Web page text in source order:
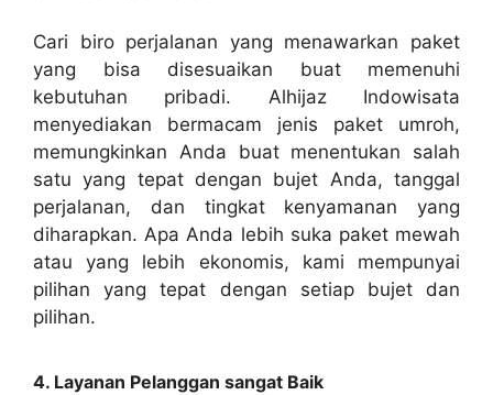
Cari biro perjalanan yang menawarkan paket
yang bisa disesuaikan buat memenuhi
kebutuhan pribadi. Alhijaz Indowisata
menyediakan bermacam jenis paket umroh,
memungkinkan Anda buat menentukan salah
satu yang tepat dengan bujet Anda, tanggal
perjalanan, dan tingkat kenyamanan yang
diharapkan. Apa Anda lebih suka paket mewah
atau yang lebih ekonomis, kami mempunyai
pilihan yang tepat dengan setiap bujet dan
pilihan.
4. Layanan Pelanggan sangat Baik